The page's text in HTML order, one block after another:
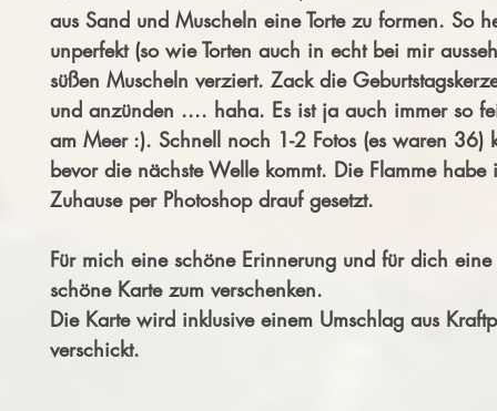
aus Sand und Muscheln eine Torte zu formen. So
unperfekt (so wie Torten auch in echt bei mir
süßen Muscheln verziert. Zack die
und anzünden .... haha. Es ist ja auch immer so
am Meer :). Schnell noch 1-2 Fotos (es waren 36)
bevor die nächste Welle kommt. Die Flamme habe
Zuhause per Photoshop drauf gesetzt.
Für mich eine schöne Erinnerung und für dich
schöne Karte zum verschenken.
Die Karte wird inklusive einem Umschlag aus
verschickt.